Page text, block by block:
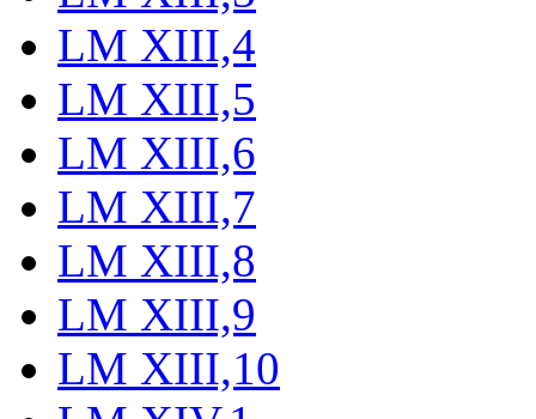
LM XIII,4
LM XIII,5
LM XIII,6
LM XIII,7
LM XIII,8
LM XIII,9
LM XIII,10